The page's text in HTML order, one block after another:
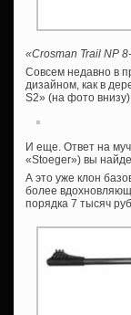
«Crosman Trail NP
Совсем недавно в
дизайном, как в
S2» (на фото
И еще. Ответ на
«Stoeger») вы
А это уже клон
более
порядка 7 тысяч